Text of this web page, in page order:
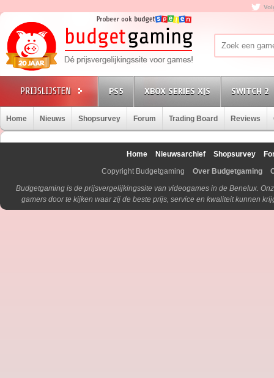
PS5 XBOX SERIES X|S SWITCH 2
Home Nieuws Shopsurvey Forum Trading Board Reviews
Home Nieuwsarchief Shopsurvey
Copyright Budgetgaming
Over Budgetgaming
Budgetgaming is de prijsvergelijkingssite van videogames in de Benelux.
gamers door te kijken waar zij de beste prijs, service en kwaliteit kunnen